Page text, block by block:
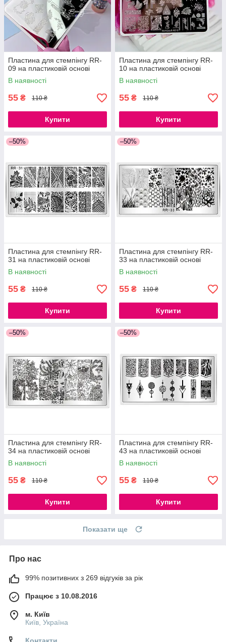
Пластина для стемпінгу RR-
09 на пластиковій основі
В наявності
55 ₴ 110 ₴
Купити
Пластина для стемпінгу RR-
10 на пластиковій основі
В наявності
55 ₴ 110 ₴
Купити
–50%
Пластина для стемпінгу RR-
31 на пластиковій основі
В наявності
55 ₴ 110 ₴
Купити
–50%
Пластина для стемпінгу RR-
33 на пластиковій основі
В наявності
55 ₴ 110 ₴
Купити
–50%
Пластина для стемпінгу RR-
34 на пластиковій основі
В наявності
55 ₴ 110 ₴
Купити
–50%
Пластина для стемпінгу RR-
43 на пластиковій основі
В наявності
55 ₴ 110 ₴
Купити
Показати ще
Про нас
99% позитивних з 269 відгуків за рік
Працює з 10.08.2016
м. Київ
Київ, Україна